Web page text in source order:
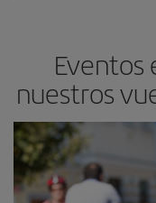
Eventos
nuestros